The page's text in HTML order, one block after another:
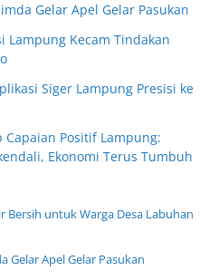
Gelar Apel Gelar Pasukan
Lampung Kecam Tindakan
Siger Lampung Presisi ke
Capaian Positif Lampung:
Ekonomi Terus Tumbuh
Bersih untuk Warga Desa Labuhan
Gelar Apel Gelar Pasukan